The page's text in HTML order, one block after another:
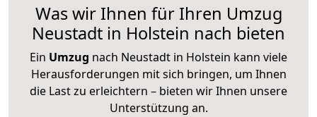
Was wir Ihnen für Ihren Umzug
Neustadt in Holstein nach bieten
Ein Umzug nach Neustadt in Holstein kann viele
Herausforderungen mit sich bringen, um Ihnen
die Last zu erleichtern – bieten wir Ihnen unsere
Unterstützung an.